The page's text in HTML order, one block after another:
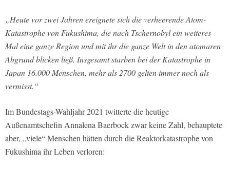
„Heute vor zwei Jahren ereignete sich die verheerende Atom-
Katastrophe von Fukushima, die nach Tschernobyl ein weiteres
Mal eine ganze Region und mit ihr die ganze Welt in den atomaren
Abgrund blicken ließ. Insgesamt starben bei der Katastrophe in
Japan 16.000 Menschen, mehr als 2700 gelten immer noch als
vermisst.“
Im Bundestags-Wahljahr 2021 twitterte die heutige
Außenamtschefin Annalena Baerbock zwar keine Zahl, behauptete
aber, „viele“ Menschen hätten durch die Reaktorkatastrophe von
Fukushima ihr Leben verloren: